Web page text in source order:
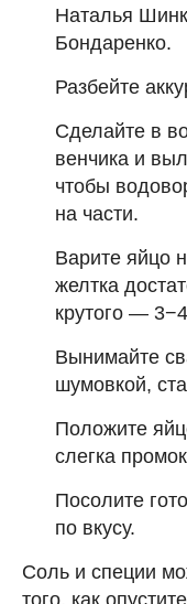
Наталья
Бондаренко.
Разбейте
Сделайте в
венчика и
чтобы
на части.
Варите яйцо
желтка
крутого —
Вынимайте
шумовкой,
Положите
слегка
Посолите
по вкусу.
Соль и специи
того, как